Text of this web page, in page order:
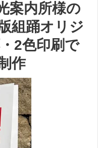
案内所様の
組踊オリジ
2色印刷で
作